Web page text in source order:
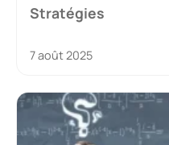
Stratégies
7 août 2025